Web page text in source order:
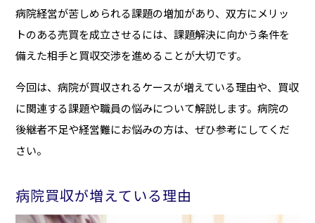
病院経営が苦しめられる課題の増加があり、双方にメリッ
トのある売買を成立させるには、課題解決に向かう条件を
備えた相手と買収交渉を進めることが大切です。
今回は、病院が買収されるケースが増えている理由や、買収
に関連する課題や職員の悩みについて解説します。病院の
後継者不足や経営難にお悩みの方は、ぜひ参考にしてくだ
さい。
病院買収が増えている理由